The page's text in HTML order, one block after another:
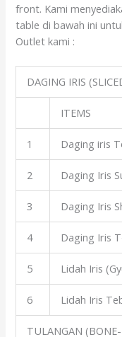
front. Kami
table di bawah ini
Outlet kami :
DAGING IRIS
ITEMS
1 Daging iris
2 Daging Iris
3 Daging Iris
4 Daging Iris
5 Lidah Iris
6 Lidah Iris
TULANGAN